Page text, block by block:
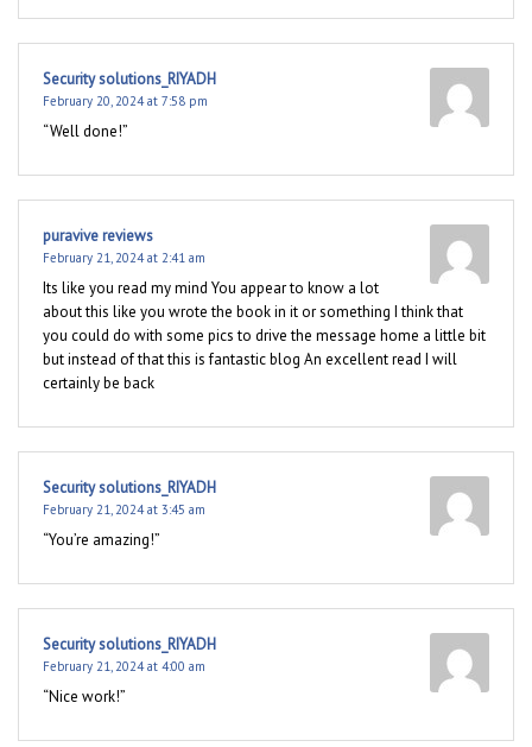
Security solutions_RIYADH
February 20, 2024 at 7:58 pm
“Well done!”
puravive reviews
February 21, 2024 at 2:41 am
Its like you read my mind You appear to know a lot
about this like you wrote the book in it or something I think that
you could do with some pics to drive the message home a little bit
but instead of that this is fantastic blog An excellent read I will
certainly be back
Security solutions_RIYADH
February 21, 2024 at 3:45 am
“You’re amazing!”
Security solutions_RIYADH
February 21, 2024 at 4:00 am
“Nice work!”